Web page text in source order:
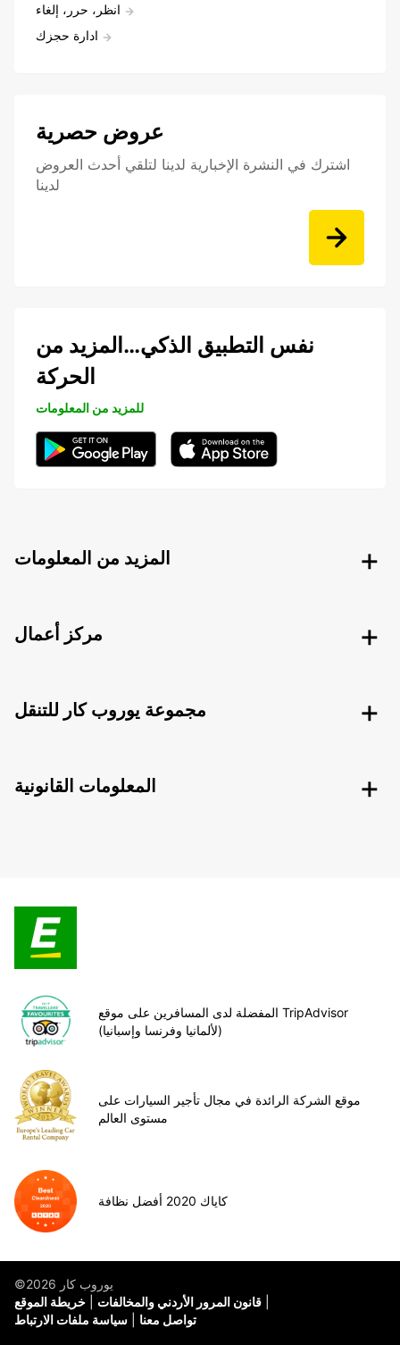
انظر، حرر، إلغاء
ادارة حجزك
عروض حصرية
اشترك في النشرة الإخبارية لدينا لتلقي أحدث العروض
لدينا
نفس التطبيق الذكي…المزيد من
الحركة
للمزيد من المعلومات
المزيد من المعلومات
مركز أعمال
مجموعة يوروب كار للتنقل
المعلومات القانونية
المفضلة لدى المسافرين على موقع TripAdvisor
(لألمانيا وفرنسا وإسبانيا)
موقع الشركة الرائدة في مجال تأجير السيارات على
مستوى العالم
كاياك 2020 أفضل نظافة
©يوروب كار 2026
خريطة الموقع
قانون المرور الأردني والمخالفات
سياسة ملفات الارتباط
تواصل معنا